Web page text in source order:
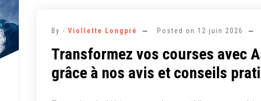
By - Viollette Longpré Posted on 12 juin 2026
Transformez vos courses avec
grâce à nos avis et conseils